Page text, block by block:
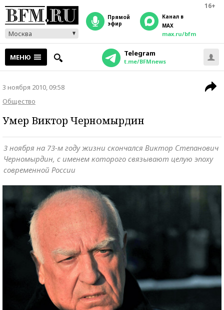
16+
Москва
прямой
эфир
Канал в
MAX
max.ru/bfm
МЕНЮ Telegram
t.me/BFMnews
3 ноября 2010, 09:58
Общество
Умер Виктор Черномырдин
3 ноября на 73-м году жизни скончался Виктор Степанович
Черномырдин, с именем которого связывают целую эпоху
современной России